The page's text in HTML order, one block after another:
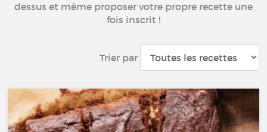
dessus et même proposer votre propre recette une
fois inscrit !
Trier par